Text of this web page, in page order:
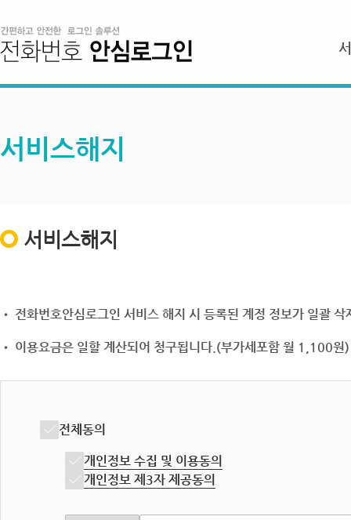
서비스해지
서비스해지
• 전화번호안심로그인 서비스 해지 시 등록된 계정 정보가 일괄
• 이용요금은 일할 계산되어 청구됩니다.(부가세포함 월 1,100원)
전체동의
개인정보 수집 및 이용동의
개인정보 제3자 제공동의